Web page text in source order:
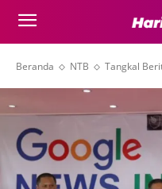
Beranda NTB Tangkal